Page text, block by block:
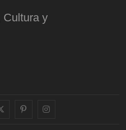
Cultura y
twitter
pinterestinstagram